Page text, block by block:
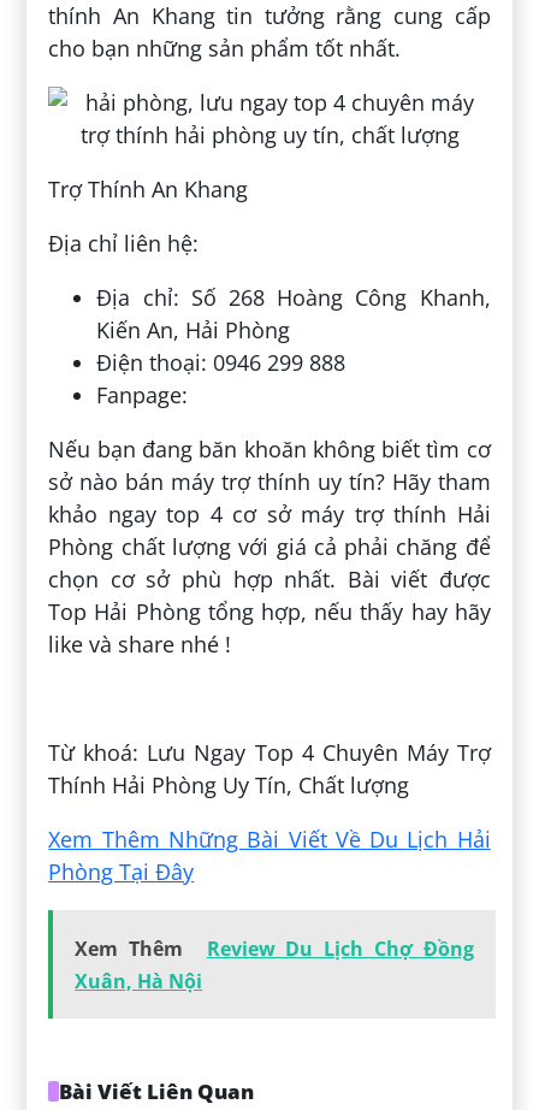
thính An Khang tin tưởng rằng cung cấp
cho bạn những sản phẩm tốt nhất.
Trợ Thính An Khang
Địa chỉ liên hệ:
Địa chỉ: Số 268 Hoàng Công Khanh,
Kiến An, Hải Phòng
Điện thoại: 0946 299 888
Fanpage:
Nếu bạn đang băn khoăn không biết tìm cơ
sở nào bán máy trợ thính uy tín? Hãy tham
khảo ngay top 4 cơ sở máy trợ thính Hải
Phòng chất lượng với giá cả phải chăng để
chọn cơ sở phù hợp nhất. Bài viết được
Top Hải Phòng tổng hợp, nếu thấy hay hãy
like và share nhé !
Từ khoá: Lưu Ngay Top 4 Chuyên Máy Trợ
Thính Hải Phòng Uy Tín, Chất lượng
Xem Thêm Những Bài Viết Về Du Lịch Hải
Phòng Tại Đây
Xem Thêm
Review Du Lịch Chợ Đồng
Xuân, Hà Nội
Bài Viết Liên Quan